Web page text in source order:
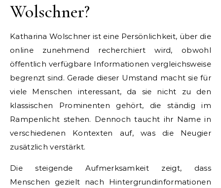
Wolschner?
Katharina Wolschner ist eine Persönlichkeit, über die
online zunehmend recherchiert wird, obwohl
öffentlich verfügbare Informationen vergleichsweise
begrenzt sind. Gerade dieser Umstand macht sie für
viele Menschen interessant, da sie nicht zu den
klassischen Prominenten gehört, die ständig im
Rampenlicht stehen. Dennoch taucht ihr Name in
verschiedenen Kontexten auf, was die Neugier
zusätzlich verstärkt.
Die steigende Aufmerksamkeit zeigt, dass
Menschen gezielt nach Hintergrundinformationen